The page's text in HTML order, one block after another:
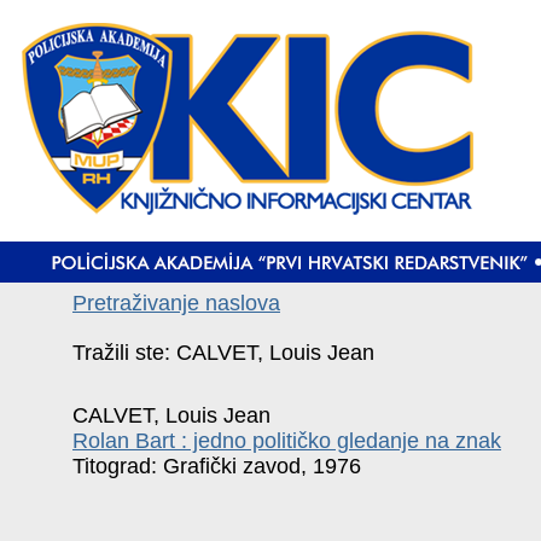
Pretraživanje naslova
Tražili ste: CALVET, Louis Jean
CALVET, Louis Jean
Rolan Bart : jedno političko gledanje na znak
Titograd: Grafički zavod, 1976